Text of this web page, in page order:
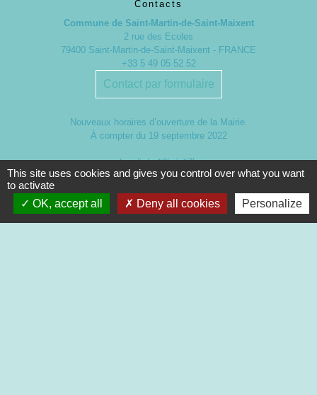
Contacts
Commune de Saint-Martin-de-Saint-Maixent
2 rue des Ecoles
79400 Saint-Martin-de-Saint-Maixent - FRANCE
+33 5 49 05 52 52
Contact par formulaire
Nouveaux horaires d’ouverture de la Mairie.
À compter du 19 septembre 2022
Lundi de 13h à 17h
Mardi de 13h à 18h
Jeudi de 9h à 12h et de 13h à 17h
Vendredi de 13h à 16h30
This site uses cookies and gives you control over what you want
to activate
OK, accept all
Deny all cookies Personalize